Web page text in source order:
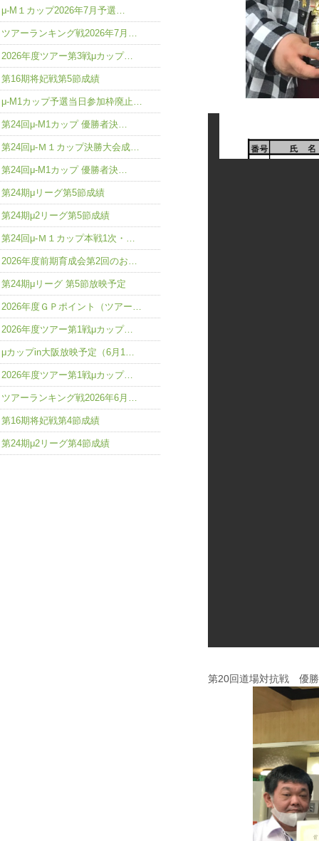
第20回道場対抗戦 優勝
μ-M１カップ2026年7月予選…
ツアーランキング戦2026年7月…
2026年度ツアー第3戦μカップ…
第16期将妃戦第5節成績
μ-M1カップ予選当日参加枠廃止…
第24回μ-M1カップ 優勝者決…
第24回μ-Ｍ１カップ決勝大会成…
第24回μ-M1カップ 優勝者決…
第24期μリーグ第5節成績
第24期μ2リーグ第5節成績
第24回μ-Ｍ１カップ本戦1次・…
2026年度前期育成会第2回のお…
第24期μリーグ 第5節放映予定
2026年度ＧＰポイント（ツアー…
2026年度ツアー第1戦μカップ…
μカップin大阪放映予定（6月1…
2026年度ツアー第1戦μカップ…
ツアーランキング戦2026年6月…
第16期将妃戦第4節成績
第24期μ2リーグ第4節成績